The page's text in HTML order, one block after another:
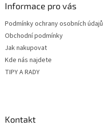
Informace pro vás
Podmínky ochrany osobních údajů
Obchodní podmínky
Jak nakupovat
Kde nás najdete
TIPY A RADY
Kontakt